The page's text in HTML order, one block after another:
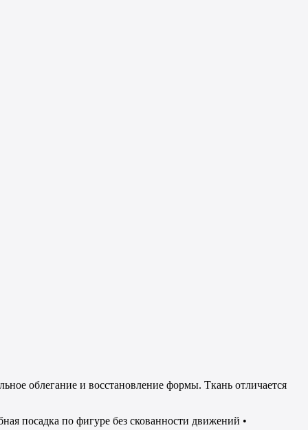
облегание и восстановление формы. Ткань отличается
посадка по фигуре без скованности движений •